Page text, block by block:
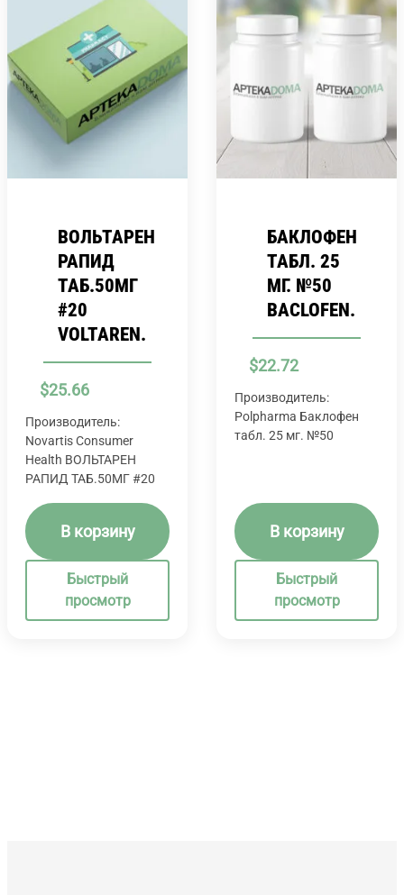
ВОЛЬТАРЕН
РАПИД
ТАБ.50МГ
#20
VOLTAREN.
$25.66
Производитель:
Novartis Consumer
Health ВОЛЬТАРЕН
РАПИД ТАБ.50МГ #20
В корзину
Быстрый
просмотр
БАКЛОФЕН
ТАБЛ. 25
МГ. №50
BACLOFEN.
$22.72
Производитель:
Polpharma Баклофен
табл. 25 мг. №50
В корзину
Быстрый
просмотр